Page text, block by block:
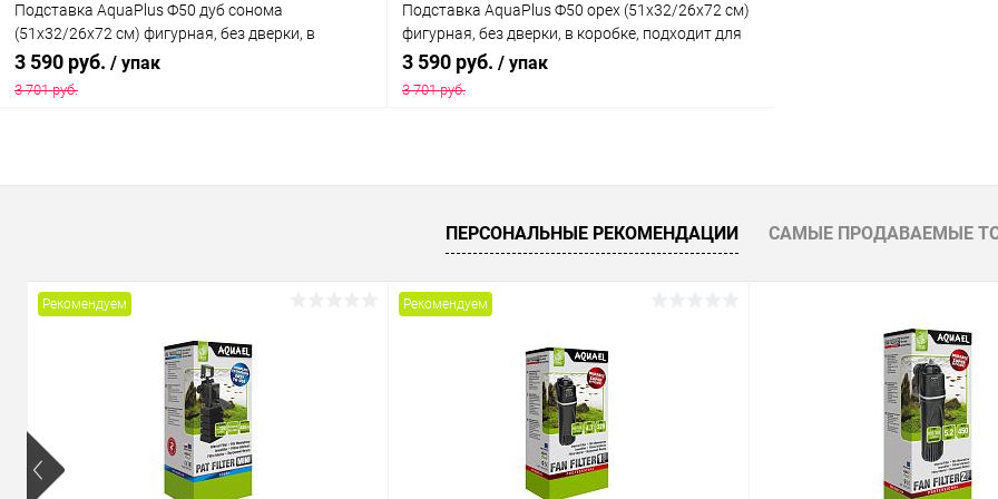
Подставка AquaPlus Ф50 дуб сонома
(51х32/26х72 см) фигурная, без дверки, в
коробке, подходит для модели аквариума STD
3 590 руб. / упак
3 701 руб.
Подставка AquaPlus Ф50 орех (51х32/26х72 см)
фигурная, без дверки, в коробке, подходит для
модели аквариума STD Ф50
3 590 руб. / упак
3 701 руб.
Под заказ
ПЕРСОНАЛЬНЫЕ РЕКОМЕНДАЦИИ САМЫЕ ПРОДАВАЕМЫЕ
Рекомендуем Рекомендуем